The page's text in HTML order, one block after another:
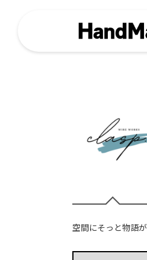
空間にそっと物語